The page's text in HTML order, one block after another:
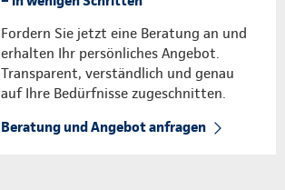
Fordern Sie jetzt eine Beratung an und
erhalten Ihr persönliches Angebot.
Transparent, verständlich und genau
auf Ihre Bedürfnisse zugeschnitten.
Beratung und Angebot anfragen